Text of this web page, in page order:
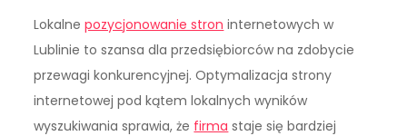
Lokalnepozycjonowanie stron internetowych w
Lublinie to szansa dla przedsiębiorców na zdobycie
przewagi konkurencyjnej. Optymalizacja strony
internetowej pod kątem lokalnych wyników
wyszukiwania sprawia, że firma staje się bardziej